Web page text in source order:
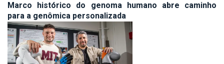
Marco histórico do genoma humano abre caminho
para a genômica personalizada